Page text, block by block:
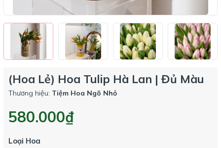
(Hoa Lẻ) Hoa Tulip Hà Lan | Đủ Màu
Thương hiệu: Tiệm Hoa Ngõ Nhỏ
580.000₫
Loại Hoa